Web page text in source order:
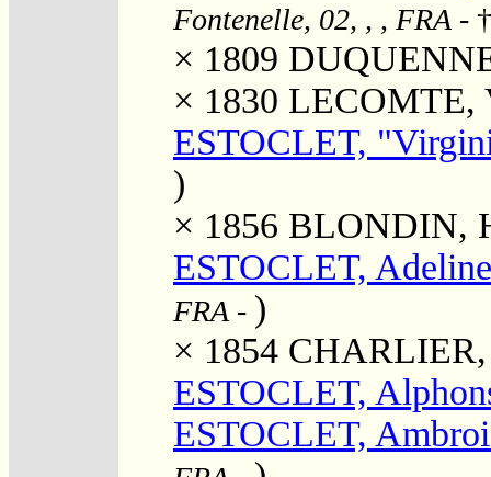
Fontenelle, 02, , , FRA -
× 1809
× 1830 LECOMTE,
ESTOCLET,
)
× 1856 BLONDIN,
ESTOCLET, Adeline
FRA - )
× 1854 CHARLIER,
ESTOCLET,
ESTOCLET,